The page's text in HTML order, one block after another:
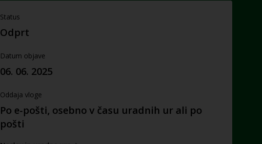
Status
Odprt
Datum objave
06. 06. 2025
Oddaja vloge
Po e-pošti, osebno v času uradnih ur ali po
pošti